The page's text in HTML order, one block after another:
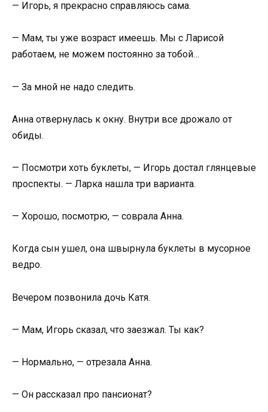
— Игорь, я прекрасно справляюсь сама.
— Мам, ты уже возраст имеешь. Мы с Ларисой
работаем, не можем постоянно за тобой…
— За мной не надо следить.
Анна отвернулась к окну. Внутри все дрожало от
обиды.
— Посмотри хоть буклеты, — Игорь достал глянцевые
проспекты. — Ларка нашла три варианта.
— Хорошо, посмотрю, — соврала Анна.
Когда сын ушел, она швырнула буклеты в мусорное
ведро.
Вечером позвонила дочь Катя.
— Мам, Игорь сказал, что заезжал. Ты как?
— Нормально, — отрезала Анна.
— Он рассказал про пансионат?